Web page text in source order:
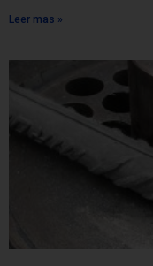
Leer mas »